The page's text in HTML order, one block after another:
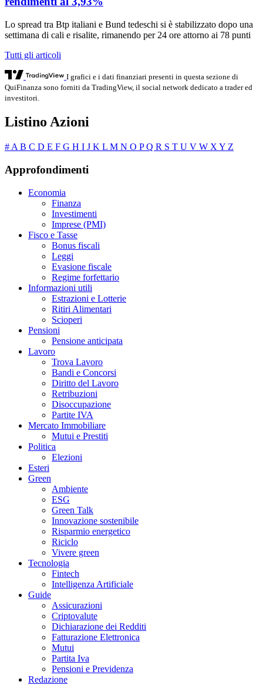
Lo spread tra Btp italiani e Bund tedeschi si è stabilizzato dopo una
settimana di cali e risalite, rimanendo per 24 ore attorno ai 78 punti
Tutti gli articoli
I grafici e i dati finanziari presenti in questa sezione di
QuiFinanza sono forniti da TradingView, il social network dedicato a trader ed
investitori.
Listino Azioni
# A B C D E F G H I J K L M N O PQ R S T U V W X Y Z
Approfondimenti
Economia
Finanza
Investimenti
Imprese (PMI)
Fisco e Tasse
Bonus fiscali
Leggi
Evasione fiscale
Regime forfettario
Informazioni utili
Estrazioni e Lotterie
Ritiri Alimentari
Scioperi
Pensioni
Pensione anticipata
Lavoro
Trova Lavoro
Bandi e Concorsi
Diritto del Lavoro
Retribuzioni
Disoccupazione
Partite IVA
Mercato Immobiliare
Mutui e Prestiti
Politica
Elezioni
Esteri
Green
Ambiente
ESG
Green Talk
Innovazione sostenibile
Risparmio energetico
Riciclo
Vivere green
Tecnologia
Fintech
Intelligenza Artificiale
Guide
Assicurazioni
Criptovalute
Dichiarazione dei Redditi
Fatturazione Elettronica
Mutui
Partita Iva
Pensioni e Previdenza
Redazione